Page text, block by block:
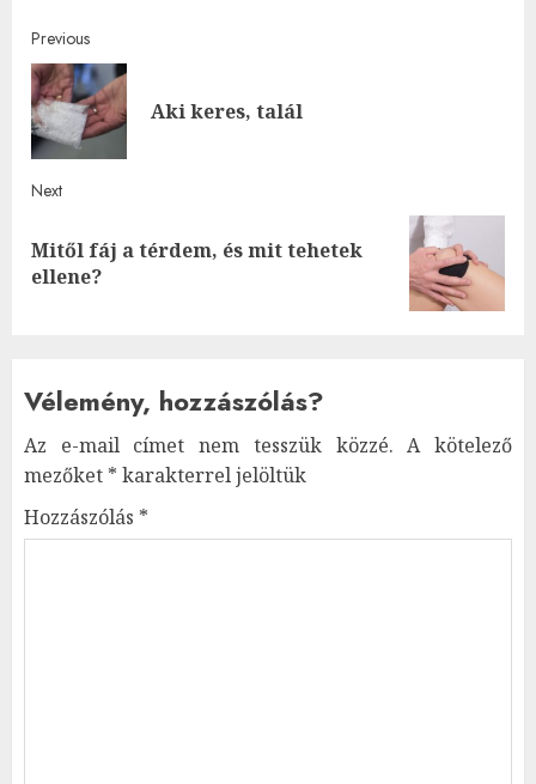
Post
navigation
Previous
Aki keres, talál
Next
Next
post:
Mitől fáj a térdem, és mit tehetek
ellene?
Vélemény, hozzászólás?
Az e-mail címet nem tesszük közzé. A kötelező
mezőket * karakterrel jelöltük
Hozzászólás *